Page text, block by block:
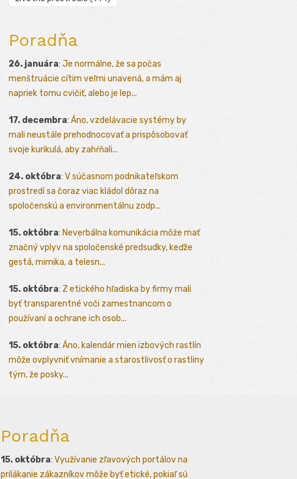
Poradňa
26. januára: Je normálne, že sa počas
menštruácie cítim veľmi unavená, a mám aj
napriek tomu cvičiť, alebo je lep...
17. decembra: Áno, vzdelávacie systémy by
mali neustále prehodnocovať a prispôsobovať
svoje kurikulá, aby zahŕňali...
24. októbra: V súčasnom podnikateľskom
prostredí sa čoraz viac kládol dôraz na
spoločenskú a environmentálnu zodp...
15. októbra: Neverbálna komunikácia môže mať
značný vplyv na spoločenské predsudky, keďže
gestá, mimika, a telesn...
15. októbra: Z etického hľadiska by firmy mali
byť transparentné voči zamestnancom o
používaní a ochrane ich osob...
15. októbra: Áno, kalendár mien izbových rastlín
môže ovplyvniť vnímanie a starostlivosť o rastliny
tým, že posky...
Poradňa
15. októbra: Využívanie zľavových portálov na
prilákanie zákazníkov môže byť etické, pokiaľ sú